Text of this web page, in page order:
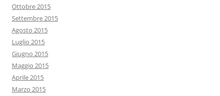
Ottobre 2015
Settembre 2015
Agosto 2015
Luglio 2015
Giugno 2015
Maggio 2015
Aprile 2015
Marzo 2015